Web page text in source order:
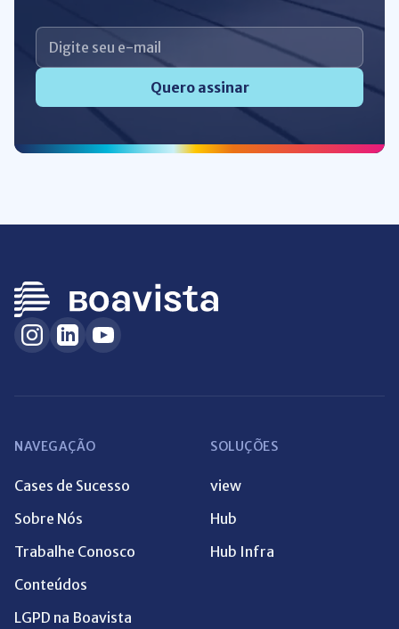
Quero assinar
NAVEGAÇÃO
Cases de Sucesso
Sobre Nós
Trabalhe Conosco
Conteúdos
LGPD na Boavista
SOLUÇÕES
view
Hub
Hub Infra